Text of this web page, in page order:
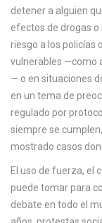
detener a alguien
efectos de drogas
riesgo a los policías
vulnerables —como
— o en situaciones
en un tema de
regulado por
siempre se
mostrado casos
El uso de fuerza, el
puede tomar para
debate en todo el